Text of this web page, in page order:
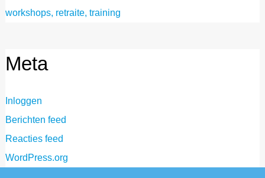
workshops, retraite, training
Meta
Inloggen
Berichten feed
Reacties feed
WordPress.org